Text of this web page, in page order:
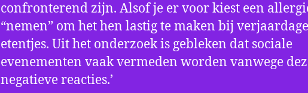
confronterend zijn. Alsof je er voor kiest een
“nemen” om het hen lastig te maken bij
etentjes. Uit het onderzoek is gebleken dat sociale
evenementen vaak vermeden worden vanwege
negatieve reacties.’